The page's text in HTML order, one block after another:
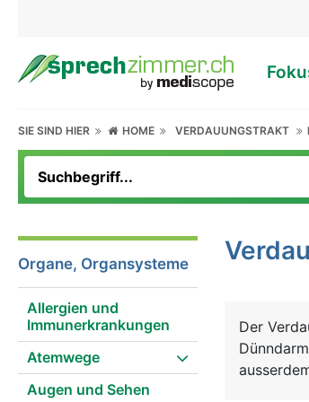
SIE SIND HIER HOME VERDAUUNGSTRAKT
Organe, Organsysteme
Allergien und
Immunerkrankungen
Atemwege
Augen und Sehen
Der